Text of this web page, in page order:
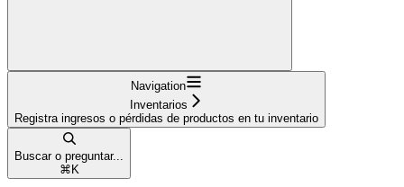
Navigation
Inventarios
Registra ingresos o pérdidas de productos en tu inventario
Buscar o preguntar...
⌘K